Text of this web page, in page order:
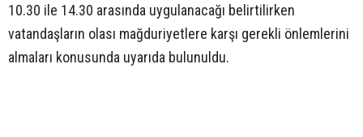
10.30 ile 14.30 arasında uygulanacağı belirtilirken
vatandaşların olası mağduriyetlere karşı gerekli önlemlerini
almaları konusunda uyarıda bulunuldu.